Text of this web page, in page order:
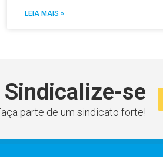
LEIA MAIS »
Sindicalize-se
parte de um sindicato forte!